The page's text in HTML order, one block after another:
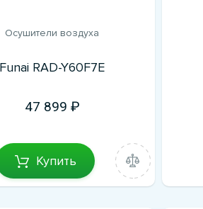
Осушители воздуха
Funai RAD-Y60F7E
47 899
Купить